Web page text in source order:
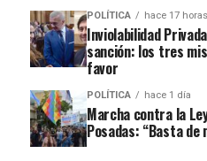
POLÍTICA hace 17 horas
Inviolabilidad
sanción: los tres
favor
POLÍTICA hace 1 día
Marcha contra la
Posadas: “Basta